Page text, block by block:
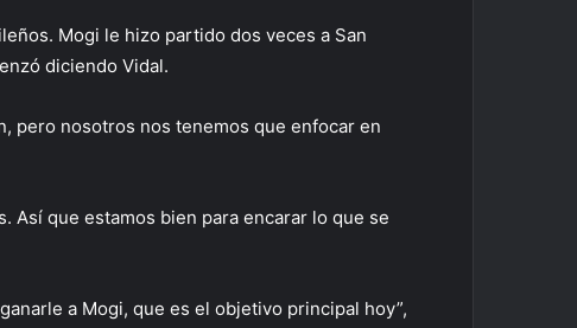
Mogi le hizo partido dos veces a San
diciendo Vidal.
pero nosotros nos tenemos que enfocar en
Así que estamos bien para encarar lo que se
a Mogi, que es el objetivo principal hoy”,